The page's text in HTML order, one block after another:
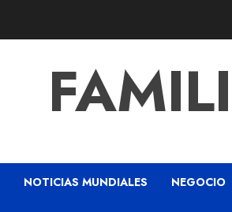
NOTICIAS MUNDIALES NEGOCIO